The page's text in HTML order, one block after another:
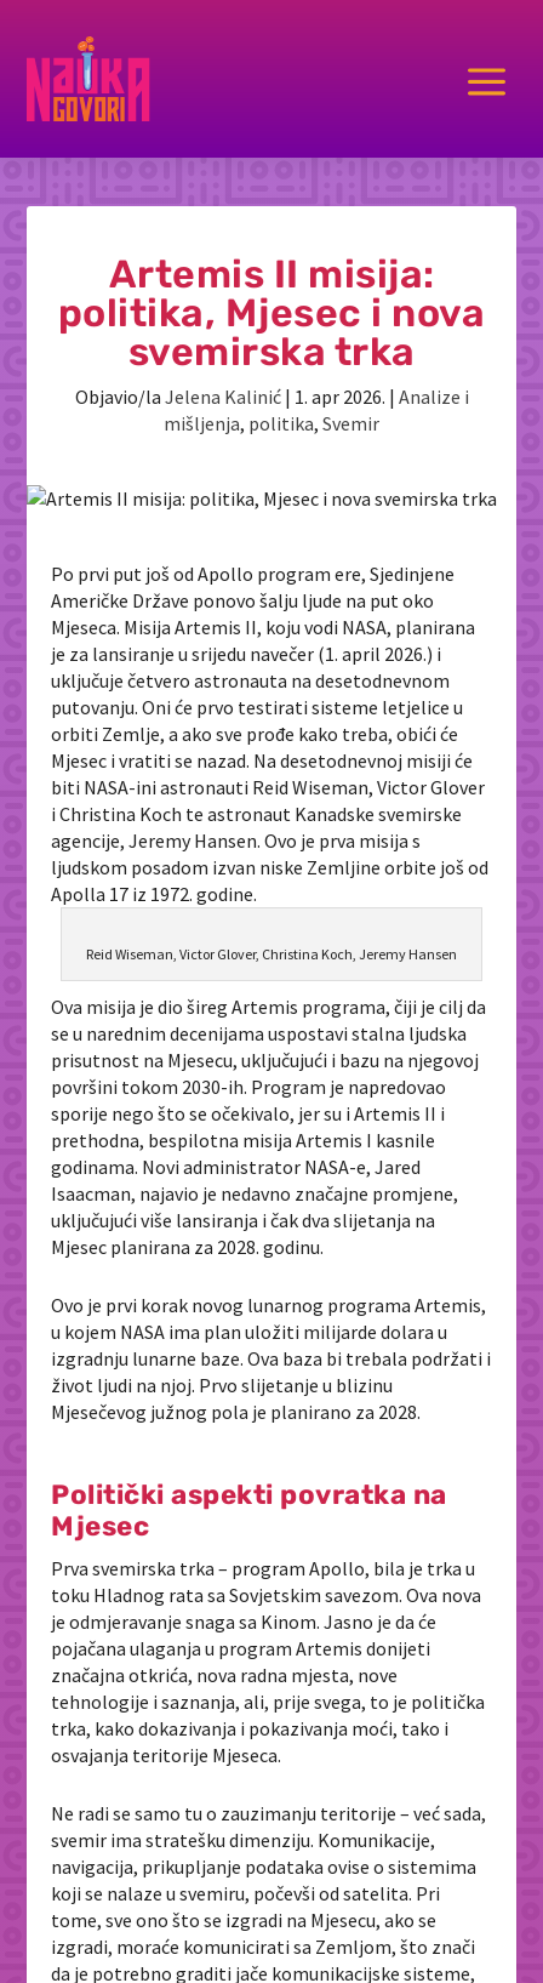
a
Artemis II misija:
politika, Mjesec i nova
svemirska trka
Objavio/la Jelena Kalinić| 1. apr 2026. | Analize i
mišljenja, politika, Svemir
Po prvi put još odApollo program ere, Sjedinjene
Američke Države ponovo šalju ljude na put oko
Mjeseca. MisijaArtemis II, koju vodi NASA, planirana
je za lansiranje u srijedu navečer (1. april 2026.) i
uključuje četvero astronauta na desetodnevnom
putovanju. Oni će prvo testirati sisteme letjelice u
orbiti Zemlje, a ako sve prođe kako treba, obići će
Mjesec i vratiti se nazad. Na desetodnevnoj misiji će
biti NASA-ini astronauti Reid Wiseman, Victor Glover
i Christina Koch te astronaut Kanadske svemirske
agencije, Jeremy Hansen. Ovo je prva misija s
ljudskom posadom izvan niske Zemljine orbite još od
Apolla 17 iz 1972. godine.
Reid Wiseman, Victor Glover, Christina Koch, Jeremy Hansen
Ova misija je dio šireg Artemis programa, čiji je cilj da
se u narednim decenijama uspostavi stalna ljudska
prisutnost na Mjesecu, uključujući i bazu na njegovoj
površini tokom 2030-ih. Program je napredovao
sporije nego što se očekivalo, jer su i Artemis II i
prethodna, bespilotna misija Artemis I kasnile
godinama. Novi administrator NASA-e,Jared
Isaacman, najavio je nedavno značajne promjene,
uključujući više lansiranja i čak dva slijetanja na
Mjesec planirana za 2028. godinu.
Ovo je prvi korak novog lunarnog programa Artemis,
u kojem NASA ima plan uložiti milijarde dolara u
izgradnju lunarne baze. Ova baza bi trebala podržati i
život ljudi na njoj. Prvo slijetanje u blizinu
Mjesečevog južnog pola je planirano za 2028.
Politički aspekti povratka na
Mjesec
Prva svemirska trka – program Apollo, bila je trka u
toku Hladnog rata sa Sovjetskim savezom. Ova nova
je odmjeravanje snaga sa Kinom. Jasno je da će
pojačana ulaganja u program Artemis donijeti
značajna otkrića, nova radna mjesta, nove
tehnologije i saznanja, ali, prije svega, to je politička
trka, kako dokazivanja i pokazivanja moći, tako i
osvajanja teritorije Mjeseca.
Ne radi se samo tu o zauzimanju teritorije – već sada,
svemir ima stratešku dimenziju. Komunikacije,
navigacija, prikupljanje podataka ovise o sistemima
koji se nalaze u svemiru, počevši od satelita. Pri
tome, sve ono što se izgradi na Mjesecu, ako se
izgradi, moraće komunicirati sa Zemljom, što znači
da je potrebno graditi jače komunikacijske sisteme,